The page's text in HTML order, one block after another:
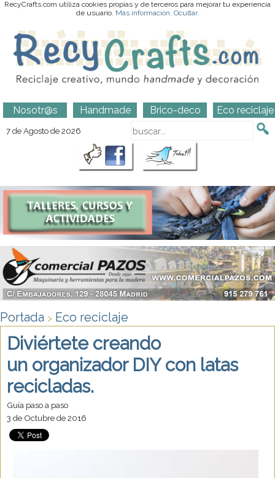
RecyCrafts.com utiliza cookies propias y de terceros para mejorar tu experiencia
de usuario. Más información. Ocultar.
Nosotr@s Handmade Brico-deco Eco reciclaje
7 de Agosto de 2026
Portada > Eco reciclaje
Diviértete creando
un organizador DIY con latas
recicladas.
Guía paso a paso
3 de Octubre de 2016